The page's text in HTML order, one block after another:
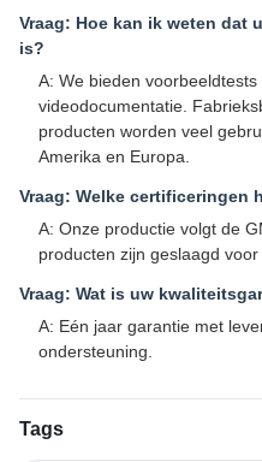
Vraag: Hoe kan ik weten dat
is?
A: We bieden
videodocumentatie.
producten worden veel
Amerika en Europa.
Vraag: Welke certificeringen
A: Onze productie volgt de
producten zijn geslaagd
Vraag: Wat is uw
A: Eén jaar garantie met
ondersteuning.
Tags